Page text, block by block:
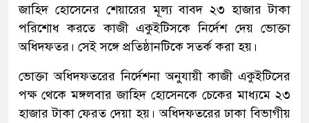
জাহিদ হোসেনের শেয়ারের মূল্য বাবদ ২৩ হাজার টাকা
পরিশোধ করতে কাজী একুইটিসকে নির্দেশ দেয় ভোক্তা
অধিদফতর। সেই সঙ্গে প্রতিষ্ঠানটিকে সতর্ক করা হয়।
ভোক্তা অধিদফতরের নির্দেশনা অনুযায়ী কাজী একুইটিসের
পক্ষ থেকে মঙ্গলবার জাহিদ হোসেনকে চেকের মাধ্যমে ২৩
হাজার টাকা ফেরত দেয়া হয়। অধিদফতরের ঢাকা বিভাগীয়